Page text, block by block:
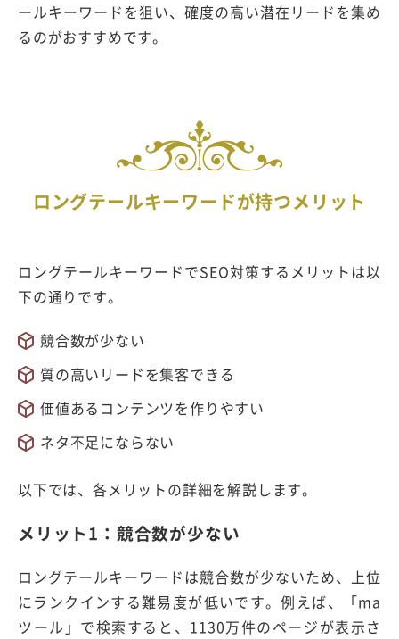
ールキーワードを狙い、確度の高い潜在リードを集め
るのがおすすめです。
ロングテールキーワードが持つメリット
ロングテールキーワードでSEO対策するメリットは以
下の通りです。
競合数が少ない
質の高いリードを集客できる
価値あるコンテンツを作りやすい
ネタ不足にならない
以下では、各メリットの詳細を解説します。
メリット1：競合数が少ない
ロングテールキーワードは競合数が少ないため、上位
にランクインする難易度が低いです。例えば、「ma
ツール」で検索すると、1130万件のページが表示さ